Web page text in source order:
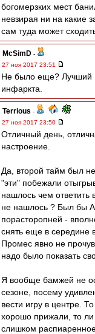
богомерзких мест
невзирая ни на какие
сам туда может
McSimD -
27 ноя 2017 23:51
Не было еще? Лучший
инфаркта.
Terrious -
27 ноя 2017 23:50
Отличный день,
настроение.
Да, второй тайм был
"эти" побежали
нашлось чем ответить
не нашлось ? Был бы
порасторопней -
снять еще в середине
Промес явно не
надо было показать
Я вообще бамжей не
сезоне, посему
вести игру в центре.
хорошо прижали, то
слишком